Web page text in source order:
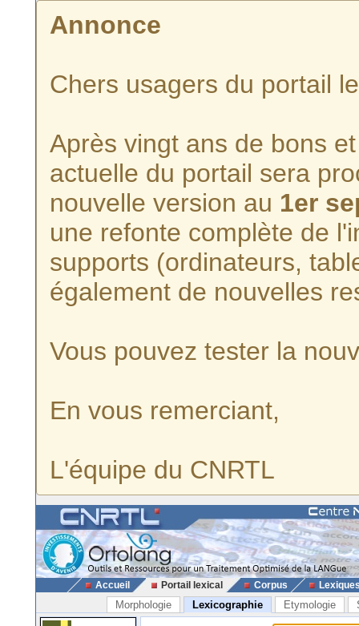
Annonce
Chers usagers du portail
Après vingt ans de bons
actuelle du portail sera
nouvelle version au 1er
une refonte complète de
supports (ordinateurs,
également de nouvelles
Vous pouvez tester la
En vous remerciant,
L'équipe du CNRTL
Accueil Portail lexical Corpus
Morphologie Lexicographie Etymologie